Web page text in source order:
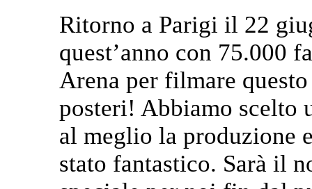
Ritorno a Parigi il 22
quest’anno con 75.000
Arena per filmare
posteri! Abbiamo scelto
al meglio la produzione
stato fantastico. Sarà il